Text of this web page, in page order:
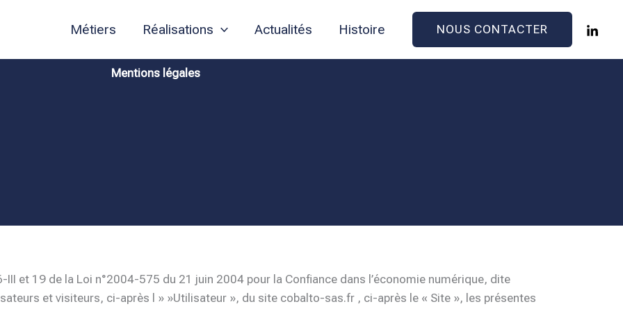
Métiers Réalisations Actualités Histoire NOUS CONTACTER
Mentions légales
et 19 de la Loi n°2004-575 du 21 juin 2004 pour la Confiance dans l’économie numérique, dite
et visiteurs, ci-après l » »Utilisateur », du site cobalto-sas.fr , ci-après le « Site », les présentes